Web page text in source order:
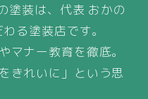
塗装は、代表 おかの
る塗装店です。
ナー教育を徹底。
きれいに」という思